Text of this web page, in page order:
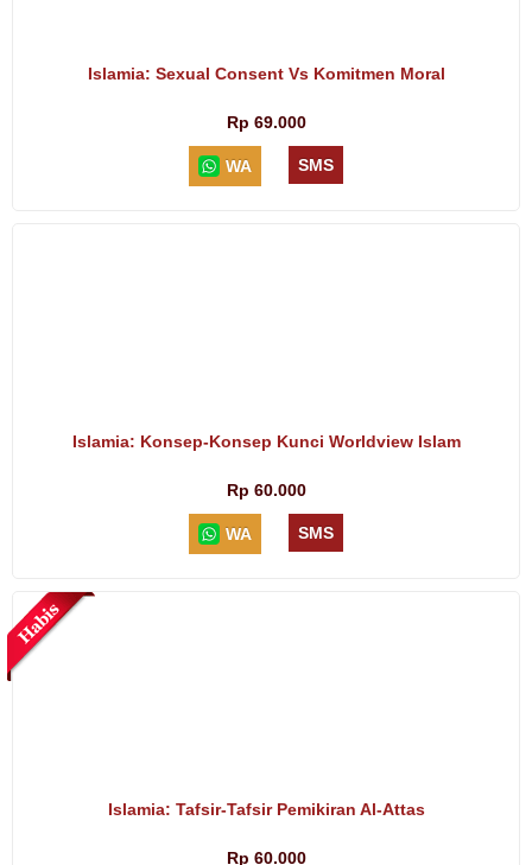
Islamia: Sexual Consent Vs Komitmen Moral
Rp 69.000
WA SMS
Islamia: Konsep-Konsep Kunci Worldview Islam
Rp 60.000
WA SMS
Islamia: Tafsir-Tafsir Pemikiran Al-Attas
Rp 60.000